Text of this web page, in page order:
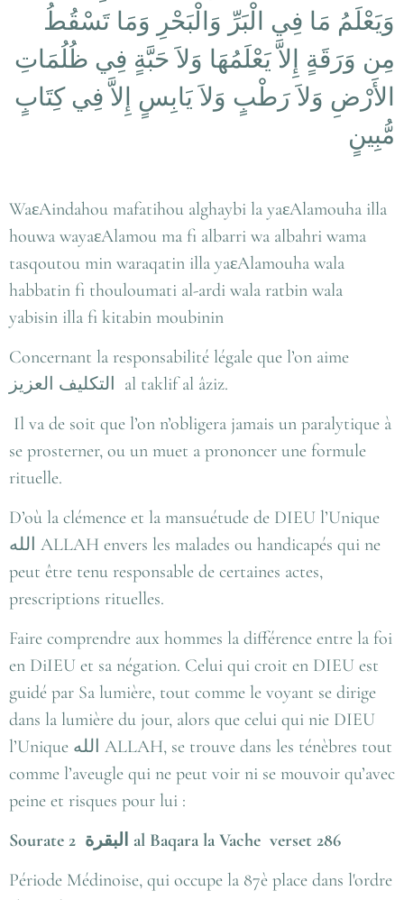
وَيَعْلَمُ مَا فِي الْبَرِّ وَالْبَحْرِ وَمَا تَسْقُطُ
مِن وَرَقَةٍ إِلاَّ يَعْلَمُهَا وَلاَ حَبَّةٍ فِي ظُلُمَاتِ
الأَرْضِ وَلاَ رَطْبٍ وَلاَ يَابِسٍ إِلاَّ فِي كِتَابٍ
مُّبِينٍ
WaεAindahou mafatihou alghaybi la yaεAlamouha illa
houwa wayaεAlamou ma fi albarri wa albahri wama
tasqoutou min waraqatin illa yaεAlamouha wala
habbatin fi thouloumati al-ardi wala ratbin wala
yabisin illa fi kitabin moubinin
Concernant la responsabilité légale que l’on aime
العزيز التكليف
al taklif al âziz.
Il va de soit que l’on n’obligera jamais un paralytique à
se prosterner, ou un muet a prononcer une formule
rituelle.
D’où la clémence et la mansuétude de DIEU l’Unique
الله ALLAH envers les malades ou handicapés qui ne
peut être tenu responsable de certaines actes,
prescriptions rituelles.
Faire comprendre aux hommes la différence entre la foi
en DiIEU et sa négation. Celui qui croit en DIEU est
guidé par Sa lumière, tout comme le voyant se dirige
dans la lumière du jour, alors que celui qui nie DIEU
l’Unique الله ALLAH, se trouve dans les ténèbres tout
comme l’aveugle qui ne peut voir ni se mouvoir qu’avec
peine et risques pour lui :
Sourate 2 البقرة al Baqara la Vache verset 286
Période Médinoise, qui occupe la 87è place dans l'ordre